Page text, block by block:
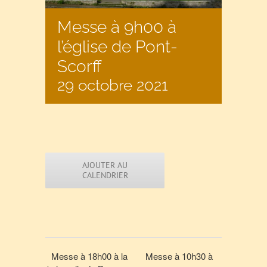
Messe à 9h00 à
l’église de Pont-
Scorff
29 octobre 2021
AJOUTER AU
CALENDRIER
Messe à 18h00 à la
Messe à 10h30 à